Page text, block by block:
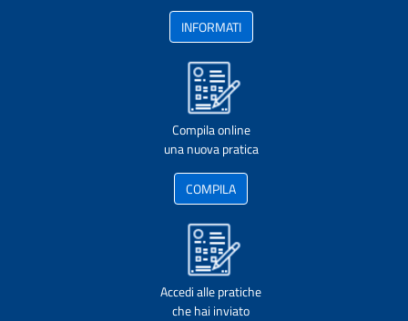
INFORMATI
Compila online
una nuova pratica
COMPILA
Accedi alle pratiche
che hai inviato